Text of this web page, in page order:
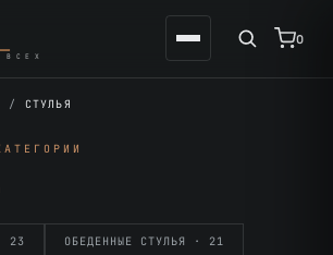
0
/ СТУЛЬЯ
23 ОБЕДЕННЫЕ СТУЛЬЯ · 21